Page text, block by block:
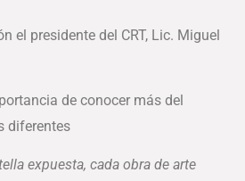
el presidente del CRT, Lic. Miguel
de conocer más del
diferentes
expuesta, cada obra de arte